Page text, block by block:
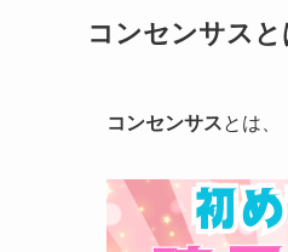
コンセンサスと
コンセンサスとは、